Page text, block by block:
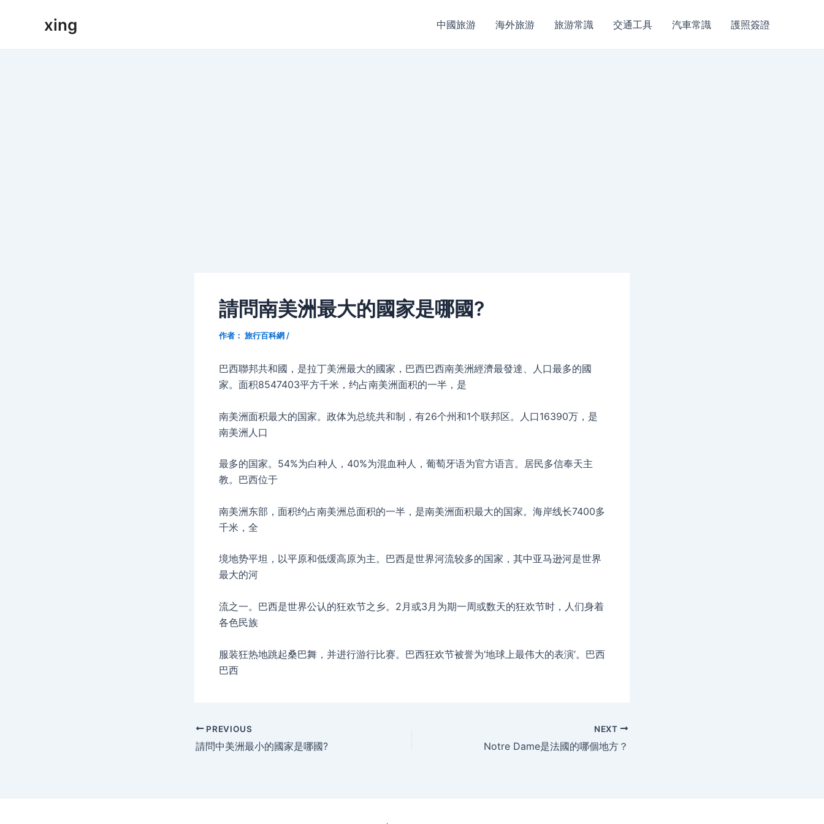
xing 中國旅游 海外旅游 旅游常識 交通工具 汽車常識 護照簽證
請問南美洲最大的國家是哪國?
作者： 旅行百科網 /
巴西聯邦共和國，是拉丁美洲最大的國家，巴西巴西南美洲經濟最發達、人口最多的國
家。面积8547403平方千米，约占南美洲面积的一半，是
南美洲面积最大的国家。政体为总统共和制，有26个州和1个联邦区。人口16390万，是
南美洲人口
最多的国家。54%为白种人，40%为混血种人，葡萄牙语为官方语言。居民多信奉天主
教。巴西位于
南美洲东部，面积约占南美洲总面积的一半，是南美洲面积最大的国家。海岸线长7400多
千米，全
境地势平坦，以平原和低缓高原为主。巴西是世界河流较多的国家，其中亚马逊河是世界
最大的河
流之一。巴西是世界公认的狂欢节之乡。2月或3月为期一周或数天的狂欢节时，人们身着
各色民族
服装狂热地跳起桑巴舞，并进行游行比赛。巴西狂欢节被誉为‘地球上最伟大的表演’。巴西
巴西
Post
navigation
PREVIOUS
請問中美洲最小的國家是哪國?
NEXT
Notre Dame是法國的哪個地方？